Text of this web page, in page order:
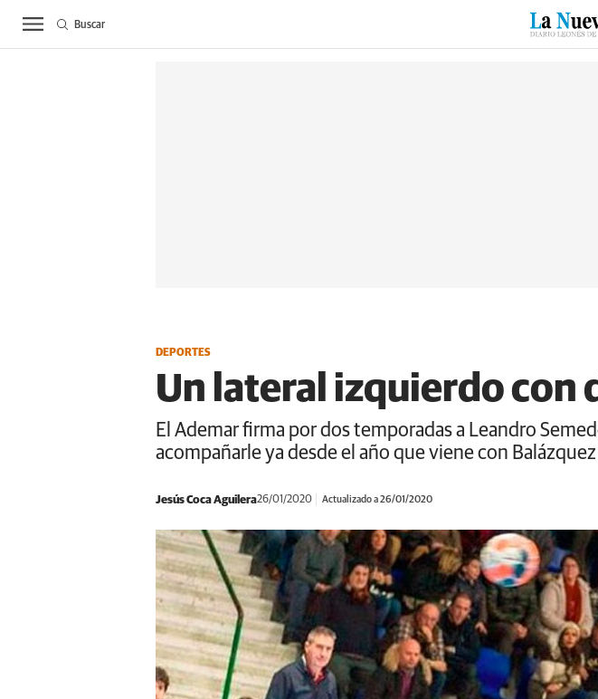
ACTUALIDAD BIERZO SUCESOS CULTURAS
Buscar
DEPORTES
Un lateral izquierdo con
El Ademar firma por dos temporadas a Leandro
acompañarle ya desde el año que viene con Balázquez
Jesús Coca Aguilera26/01/2020 Actualizado a 26/01/2020